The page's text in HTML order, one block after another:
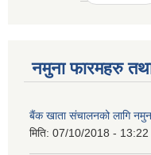
नमुना फारमहरु
बैंक खाता संचालनको लागि
मिति: 07/10/2018 - 13:22